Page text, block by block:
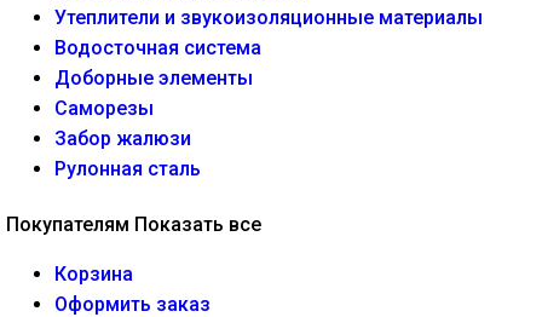
Утеплители и звукоизоляционные материалы
Водосточная система
Доборные элементы
Саморезы
Забор жалюзи
Рулонная сталь
Покупателям Показать все
Корзина
Оформить заказ